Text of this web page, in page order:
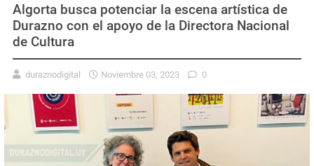
Algorta busca potenciar la escena artística de
Durazno con el apoyo de la Directora Nacional
de Cultura
duraznodigital Noviembre 03, 2023 0